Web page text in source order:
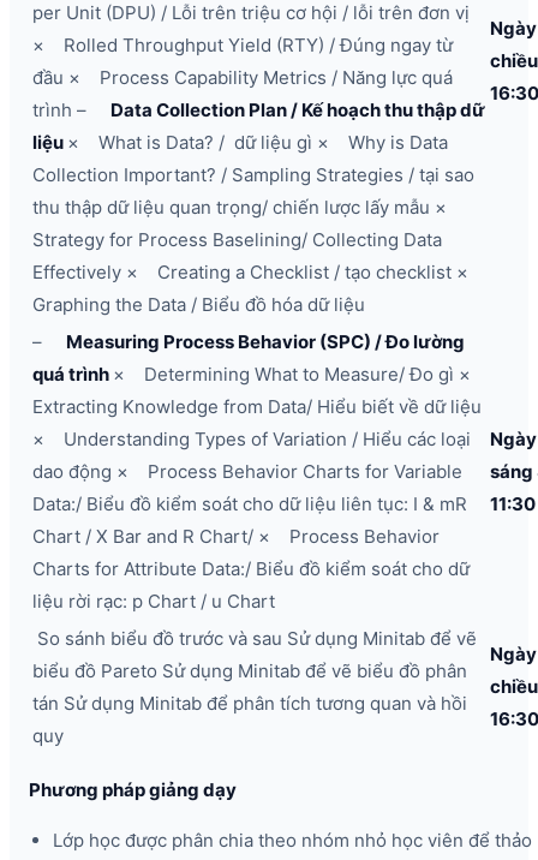
per Unit (DPU) / Lỗi trên triệu cơ hội / lỗi trên đơn vị
× Rolled Throughput Yield (RTY) / Đúng ngay từ
đầu × Process Capability Metrics / Năng lực quá
trình – Data Collection Plan / Kế hoạch thu thập dữ
liệu × What is Data? / dữ liệu gì × Why is Data
Collection Important? / Sampling Strategies / tại sao
thu thập dữ liệu quan trọng/ chiến lược lấy mẫu ×
Strategy for Process Baselining/ Collecting Data
Effectively × Creating a Checklist / tạo checklist ×
Graphing the Data / Biểu đồ hóa dữ liệu
16:30
– Measuring Process Behavior (SPC) / Đo lường
quá trình × Determining What to Measure/ Đo gì ×
Extracting Knowledge from Data/ Hiểu biết về dữ liệu
× Understanding Types of Variation / Hiểu các loại
dao động × Process Behavior Charts for Variable
Data:/ Biểu đồ kiểm soát cho dữ liệu liên tục: I & mR
Chart / X Bar and R Chart/ × Process Behavior
Charts for Attribute Data:/ Biểu đồ kiểm soát cho dữ
liệu rời rạc: p Chart / u Chart
sáng
11:30
So sánh biểu đồ trước và sau Sử dụng Minitab để vẽ
biểu đồ Pareto Sử dụng Minitab để vẽ biểu đồ phân
tán Sử dụng Minitab để phân tích tương quan và hồi
quy
16:30
Phương pháp giảng dạy
Lớp học được phân chia theo nhóm nhỏ học viên để thảo